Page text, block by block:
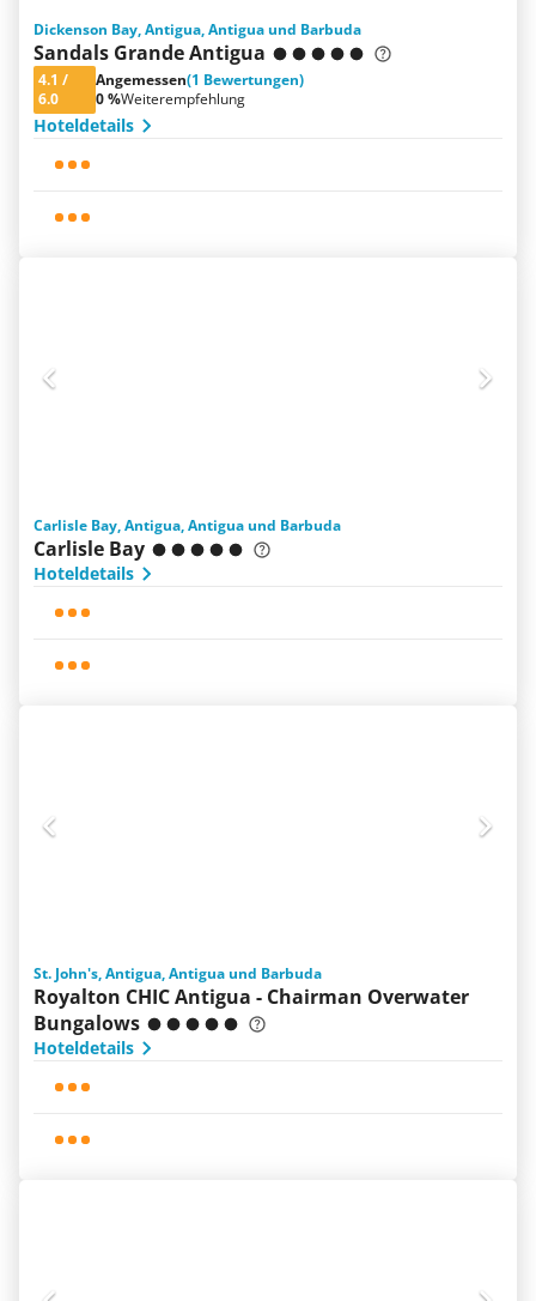
Dickenson Bay, Antigua, Antigua und Barbuda
Sandals Grande Antigua
4.1 /
6.0
Angemessen(1 Bewertungen)
0 %Weiterempfehlung
Hoteldetails
Carlisle Bay, Antigua, Antigua und Barbuda
Carlisle Bay
Hoteldetails
St. John's, Antigua, Antigua und Barbuda
Royalton CHIC Antigua - Chairman Overwater
Bungalows
Hoteldetails